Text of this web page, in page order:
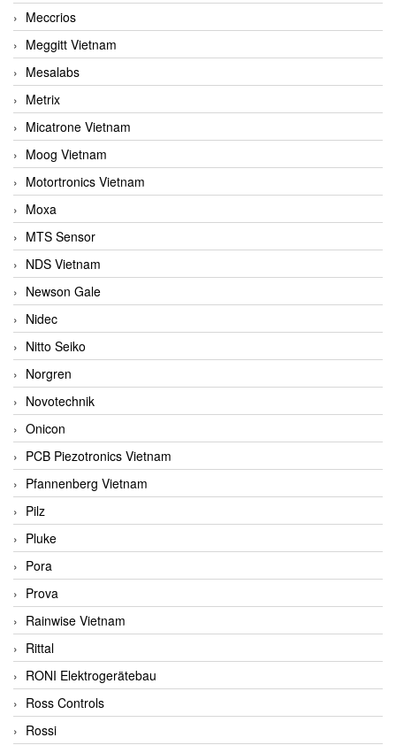
Meccrios
Meggitt Vietnam
Mesalabs
Metrix
Micatrone Vietnam
Moog Vietnam
Motortronics Vietnam
Moxa
MTS Sensor
NDS Vietnam
Newson Gale
Nidec
Nitto Seiko
Norgren
Novotechnik
Onicon
PCB Piezotronics Vietnam
Pfannenberg Vietnam
Pilz
Pluke
Pora
Prova
Rainwise Vietnam
Rittal
RONI Elektrogerätebau
Ross Controls
Rossi